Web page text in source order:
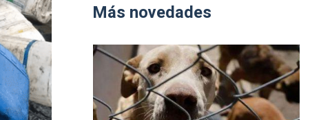
Más novedades